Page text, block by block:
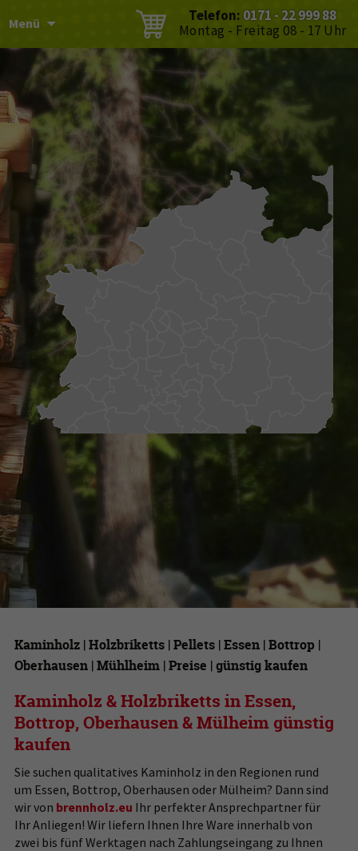
Menü Telefon: 0171 - 22 999 88
Montag - Freitag 08 - 17 Uhr
Kaminholz | Holzbriketts | Pellets | Essen | Bottrop |
Oberhausen | Mühlheim | Preise | günstig kaufen
Kaminholz & Holzbriketts in Essen,
Bottrop, Oberhausen & Mülheim günstig
kaufen
Sie suchen qualitatives Kaminholz in den Regionen rund
um Essen, Bottrop, Oberhausen oder Mülheim? Dann sind
wir von brennholz.eu Ihr perfekter Ansprechpartner für
Ihr Anliegen! Wir liefern Ihnen Ihre Ware innerhalb von
zwei bis fünf Werktagen nach Zahlungseingang zu Ihnen